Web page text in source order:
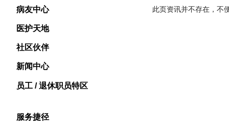
病友中心
医护天地
社区伙伴
新闻中心
员工 / 退休职员特区
服务捷径